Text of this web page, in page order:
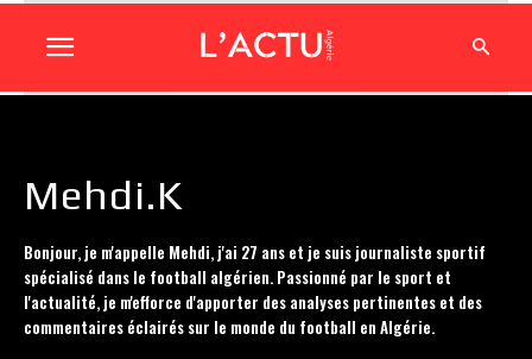
Mehdi.K
Bonjour, je m'appelle Mehdi, j'ai 27 ans et je suis journaliste sportif
spécialisé dans le football algérien. Passionné par le sport et
l'actualité, je m'efforce d'apporter des analyses pertinentes et des
commentaires éclairés sur le monde du football en Algérie.